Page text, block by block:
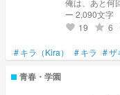
俺は、あと何
ー 2,090文字
favorite 19 grade 6
#キラ（Kira） #キラ #ザ
青春・学園